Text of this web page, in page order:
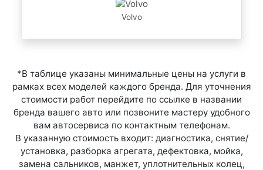
Volvo
*В таблице указаны минимальные цены на услуги в
рамках всех моделей каждого бренда. Для уточнения
стоимости работ перейдите по ссылке в названии
бренда вашего авто или позвоните мастеру удобного
вам автосервиса по контактным телефонам.
В указанную стоимость входит: диагностика, снятие/
установка, разборка агрегата, дефектовка, мойка,
замена сальников, манжет, уплотнительных колец,